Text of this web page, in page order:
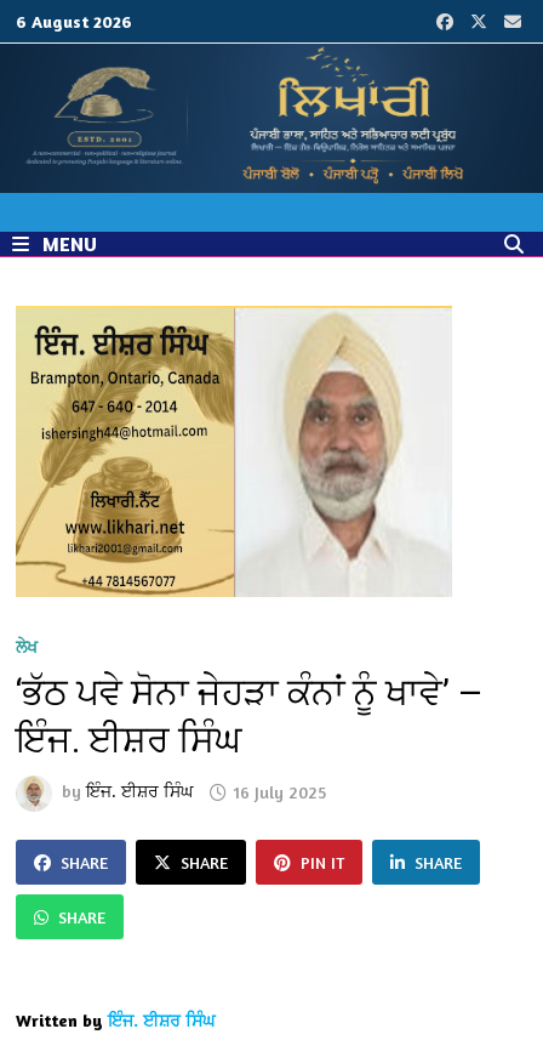
6 August 2026
MENU
ਲੇਖ
‘ਭੱਠ ਪਵੇ ਸੋਨਾ ਜੇਹੜਾ ਕੰਨਾਂ ਨੂੰ ਖਾਵੇ’ —
ਇੰਜ. ਈਸ਼ਰ ਸਿੰਘ
byਇੰਜ. ਈਸ਼ਰ ਸਿੰਘ 16 July 2025
SHARE SHARE PIN IT SHARE
SHARE
Written by ਇੰਜ. ਈਸ਼ਰ ਸਿੰਘ